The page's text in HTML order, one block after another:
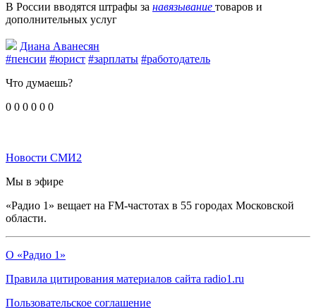
В России вводятся штрафы за навязывание товаров и
дополнительных услуг
Диана Аванесян
#пенсии #юрист #зарплаты #работодатель
Что думаешь?
0 0 0 0 0 0
Новости СМИ2
Мы в эфире
«Радио 1» вещает на FM-частотах в 55 городах Московской
области.
О «Радио 1»
Правила цитирования материалов сайта radio1.ru
Пользовательское соглашение